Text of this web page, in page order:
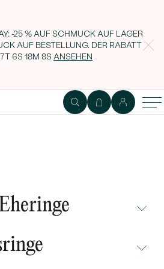
-25 % AUF SCHMUCK AUF LAGER
AUF BESTELLUNG. DER RABATT
7T 6S 18M 7SANSEHEN
Paraiba